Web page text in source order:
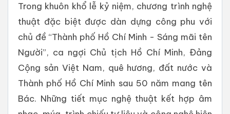
Trong khuôn khổ lễ kỷ niệm, chương trình nghệ
thuật đặc biệt được dàn dựng công phu với
chủ đề “Thành phố Hồ Chí Minh - Sáng mãi tên
Người”, ca ngợi Chủ tịch Hồ Chí Minh, Đảng
Cộng sản Việt Nam, quê hương, đất nước và
Thành phố Hồ Chí Minh sau 50 năm mang tên
Bác. Những tiết mục nghệ thuật kết hợp âm